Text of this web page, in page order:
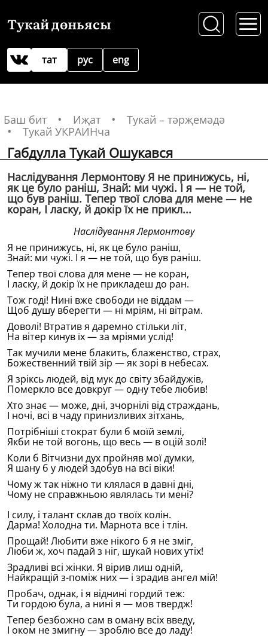
Тукай дөньясы
рус
тат eng
Баш бит Иҗат
Тукай – тәрҗемәдә
Тукай УКРАИНча
Габдулла Тукай Ошукався
Наслiдування Лермонтову Я не принижусь, нi,
як це було ранiш, Знай: ми чужi. I я — не той,
що був ранiш. Тепер твоï слова для мене — не
коран, I ласку, й докiр ïх не прикл...
Наслiдування Лермонтову
Я не принижусь, нi, як це було ранiш,
Знай: ми чужi. I я — не той, що був ранiш.
Тепер твоï слова для мене — не коран,
I ласку, й докiр ïх не прикладеш до ран.
Тож годi! Нинi вже свободи не вiддам —
Щоб душу вберегти — нi мрiям, нi вiтрам.
Доволi! Втратив я даремно стільки лiт,
На вiтер кинув ïх — за мрiями услiд!
Так мучили мене блакить, блаженство, страх,
Божественний твiй зiр — як зорi в небесах.
Я зрiксь людей, вiд мук до свiту збайдужiв,
Померкло все довкруг — одну тебе любив!
Хто знає — може, днi, зчорнiлi вiд страждань,
I ночi, всi в чаду принизливих зiтхань,
Потрiбнiшi стократ були б моïй землi,
Якби не той вогонь, що весь — в оцiй золi!
Коли б Вiтчизни дух пройняв моï думки,
Я шану б у людей здобув на всi вiки!
Чому ж так нiжно ти клялася в давнi днi,
Чому не справжньою являлась ти менi?
I силу, i талант склав до твоïх колiн.
Дарма! Холодна ти. Марнота все i тлiн.
Прощай! Любити вже нiкого б я не змiг,
Люби ж, хоч падай з нiг, шукай нових утiх!
Зрадливi всi жiнки. Я вiрив лиш однiй,
Найкращiй з-помiж них — i зрадив ангел мiй!
Пробач, однак, i я вiднинi гордий теж:
Ти гордою була, а нинi я — мов твердж!
Тепер безбожно сам в оману всiх введу,
I оком не змигну — зроблю все до ладу!